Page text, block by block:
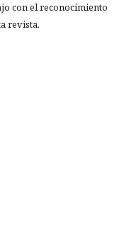
con el reconocimiento
revista.